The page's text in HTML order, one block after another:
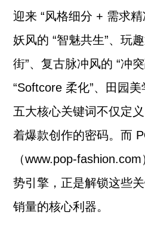
迎来 “风格细分 + 需求
妖风的 “智魅共生”、玩
街”、复古脉冲风的 “冲
“Softcore 柔化”、田园
五大核心关键词不仅定
着爆款创作的密码。而
（www.pop-
势引擎，正是解锁这些
销量的核心利器。